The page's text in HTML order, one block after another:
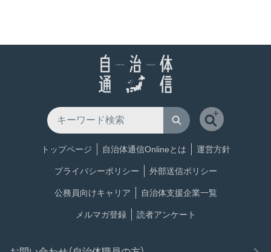
トップページ 自治体通信Onlineとは 運営方針
プライバシーポリシー 外部送信ポリシー
公務員向けキャリア 自治体支援企業一覧
メルマガ登録 読者アンケート